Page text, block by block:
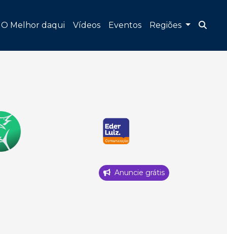
O Melhor daqui Vídeos Eventos Regiões
Anuncie grátis